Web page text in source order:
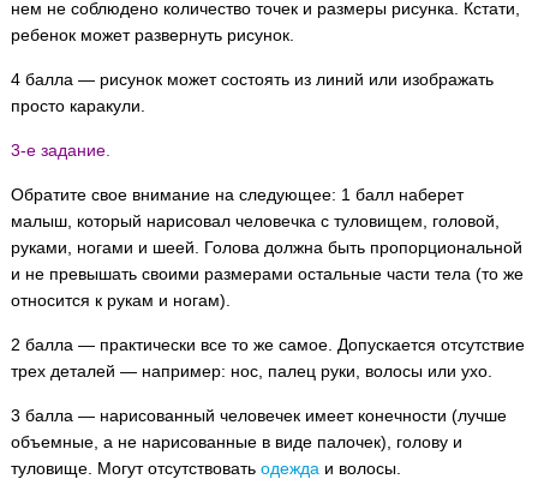
нем не соблюдено количество точек и размеры рисунка. Кстати,
ребенок может развернуть рисунок.
4 балла — рисунок может состоять из линий или изображать
просто каракули.
3-е задание.
Обратите свое внимание на следующее: 1 балл наберет
малыш, который нарисовал человечка с туловищем, головой,
руками, ногами и шеей. Голова должна быть пропорциональной
и не превышать своими размерами остальные части тела (то же
относится к рукам и ногам).
2 балла — практически все то же самое. Допускается отсутствие
трех деталей — например: нос, палец руки, волосы или ухо.
3 балла — нарисованный человечек имеет конечности (лучше
объемные, а не нарисованные в виде палочек), голову и
туловище. Могут отсутствовать одежда и волосы.